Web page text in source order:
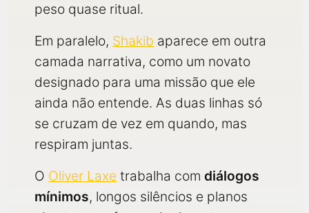
peso quase ritual.
Em paralelo, Shakib aparece em outra
camada narrativa, como um novato
designado para uma missão que ele
ainda não entende. As duas linhas só
se cruzam de vez em quando, mas
respiram juntas.
O Oliver Laxe trabalha com diálogos
mínimos, longos silêncios e planos